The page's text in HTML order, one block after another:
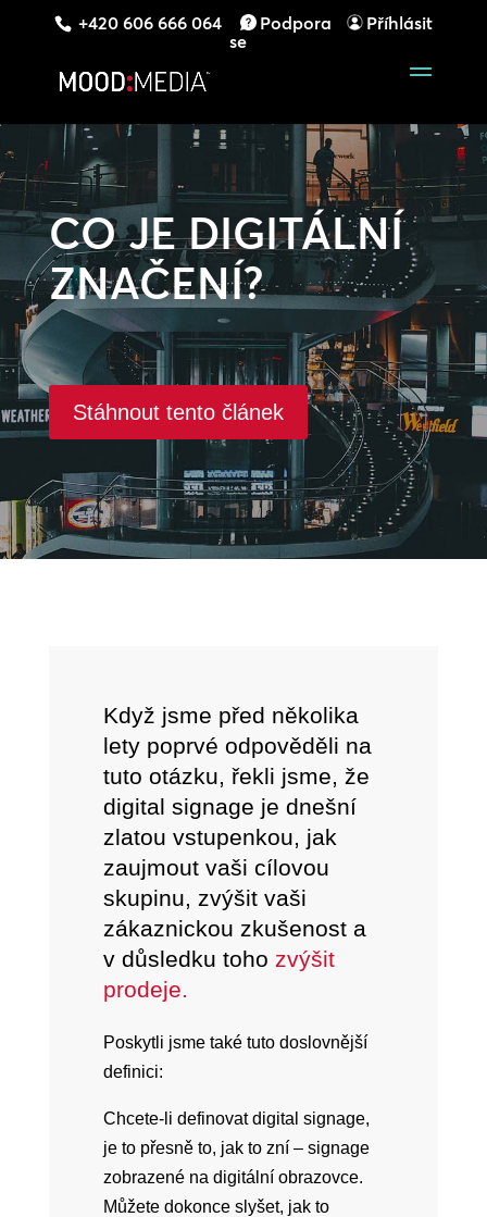
+420 606 666 064 Podpora
Příhlásit
se
CO JE DIGITÁLNÍ
ZNAČENÍ?
Stáhnout tento článek
Když jsme před několika
lety poprvé odpověděli na
tuto otázku, řekli jsme, že
digital signage je dnešní
zlatou vstupenkou, jak
zaujmout vaši cílovou
skupinu, zvýšit vaši
zákaznickou zkušenost a
v důsledku toho zvýšit
prodeje.
Poskytli jsme také tuto doslovnější
definici:
Chcete-li definovat digital signage,
je to přesně to, jak to zní – signage
zobrazené na digitální obrazovce.
Můžete dokonce slyšet, jak to